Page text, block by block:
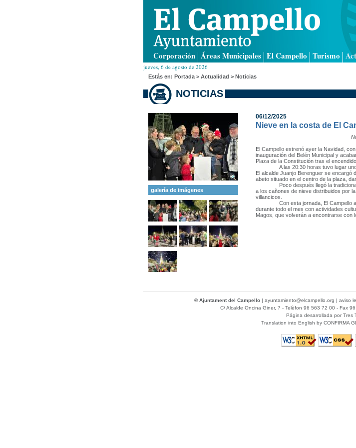
Corporación Áreas Municipales El Campello Turismo
jueves, 6 de agosto de 2026
Estás en: Portada > Actualidad > Noticias
NOTICIAS
galería de imágenes
06/12/2025
Nieve en la costa de El
El Campello estrenó ayer la Navidad,
inauguración del Belén Municipal y
Plaza de la Constitución tras el
A las 20:30 horas tuvo lugar
El alcalde Juanjo Berenguer se encargó
abeto situado en el centro de la plaza,
Poco después llegó la
a los cañones de nieve distribuidos por
villancicos.
Con esta jornada, El Campello
durante todo el mes con actividades
Magos, que volverán a encontrarse con
© Ajuntament del Campello | ayuntamiento@elcampello.org | aviso
C/ Alcalde Oncina Giner, 7 - Telèfon 96 563 72 00 - Fax
Página desarrollada por Tres
Translation into English by CONFIRMA